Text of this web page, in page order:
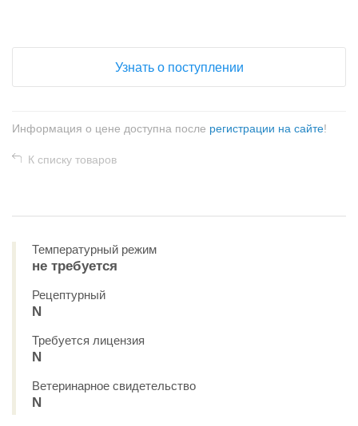
Узнать о поступлении
Информация о цене доступна после регистрации на сайте!
К списку товаров
Температурный режим
не требуется
Рецептурный
N
Требуется лицензия
N
Ветеринарное свидетельство
N